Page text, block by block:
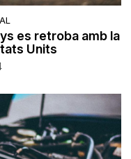
es retroba amb la
Units